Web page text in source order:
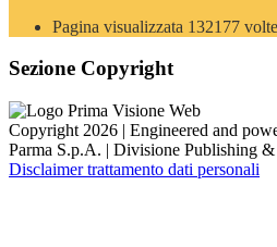
Pagina visualizzata 132177 volte
Sezione Copyright
Copyright 2026 | Engineered and
Parma S.p.A. | Divisione Publishing
Disclaimer trattamento dati personali